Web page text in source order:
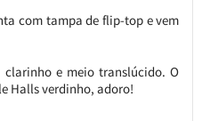
com tampa de flip-top e vem
clarinho e meio translúcido. O
Halls verdinho, adoro!